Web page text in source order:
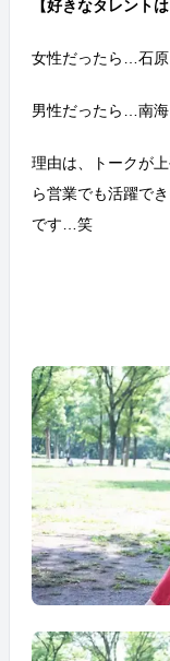
【好きなタレントは
女性だったら…石原
男性だったら…南海
理由は、トークが
ら営業でも活躍で
です…笑